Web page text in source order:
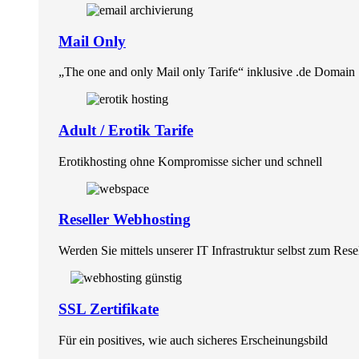
Mail Only
„The one and only Mail only Tarife“ inklusive .de Domain
Adult / Erotik Tarife
Erotikhosting ohne Kompromisse sicher und schnell
Reseller Webhosting
Werden Sie mittels unserer IT Infrastruktur selbst zum
SSL Zertifikate
Für ein positives, wie auch sicheres Erscheinungsbild